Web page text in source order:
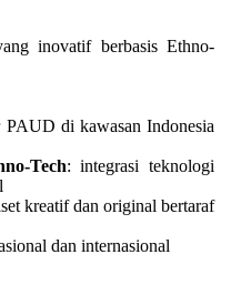
inovatif berbasis Ethno-
PAUD di kawasan Indonesia
Tech: integrasi teknologi
kreatif dan original bertaraf
dan internasional